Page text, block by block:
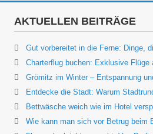
AKTUELLEN BEITRÄGE
Gut vorbereitet in die Ferne: Dinge,
Charterflug buchen: Exklusive
Grömitz im Winter – Entspannung
Entdecke die Stadt: Warum
Bettwäsche weich wie im Hotel
Wie kann man sich vor Betrug beim